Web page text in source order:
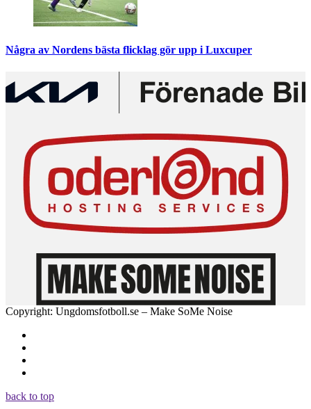
Några av Nordens bästa flicklag gör upp i Luxcuper
Copyright: Ungdomsfotboll.se – Make SoMe Noise
back to top